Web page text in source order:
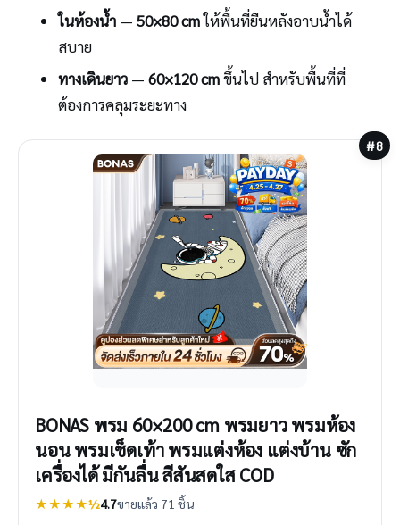
ในห้องน้ำ— 50×80 cmให้พื้นที่ยืนหลังอาบน้ำได้
สบาย
ทางเดินยาว— 60×120 cmขึ้นไป สำหรับพื้นที่ที่
ต้องการคลุมระยะทาง
#8
BONAS พรม 60×200 cm พรมยาว พรมห้อง
นอน พรมเช็ดเท้า พรมแต่งห้อง แต่งบ้าน ซัก
เครื่องได้ มีกันลื่น สีสันสดใส COD
★★★★½4.7ขายแล้ว 71 ชิ้น